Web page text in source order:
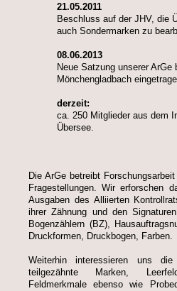
21.05.2011
Beschluss auf der JHV, die
auch Sondermarken zu
08.06.2013
Neue Satzung unserer ArGe
Mönchengladbach
derzeit:
ca. 250 Mitglieder aus dem
Übersee.
Die ArGe betreibt
Fragestellungen. Wir erforschen
Ausgaben des Alliierten
ihrer Zähnung und den
Bogenzählern (BZ),
Druckformen, Druckbogen, Farben.
Weiterhin interessieren uns
teilgezähnte Marken,
Feldmerkmale ebenso wie